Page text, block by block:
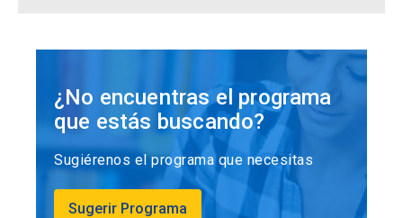
¿No encuentras el programa
que estás buscando?
Sugiérenos el programa que necesitas
Sugerir Programa